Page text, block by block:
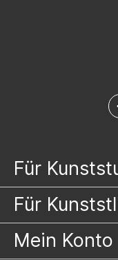
Für
Für
Mein Konto